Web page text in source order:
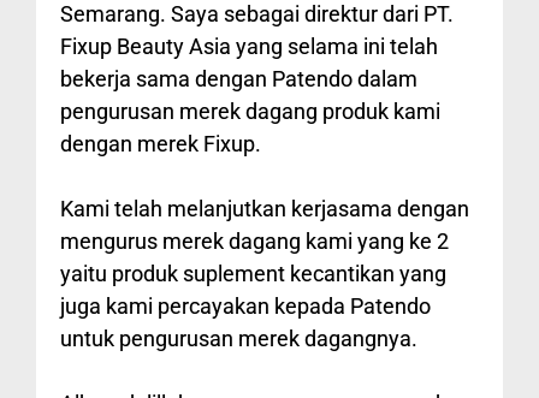
Semarang. Saya sebagai direktur dari PT.
Fixup Beauty Asia yang selama ini telah
bekerja sama dengan Patendo dalam
pengurusan merek dagang produk kami
dengan merek Fixup.
Kami telah melanjutkan kerjasama dengan
mengurus merek dagang kami yang ke 2
yaitu produk suplement kecantikan yang
juga kami percayakan kepada Patendo
untuk pengurusan merek dagangnya.